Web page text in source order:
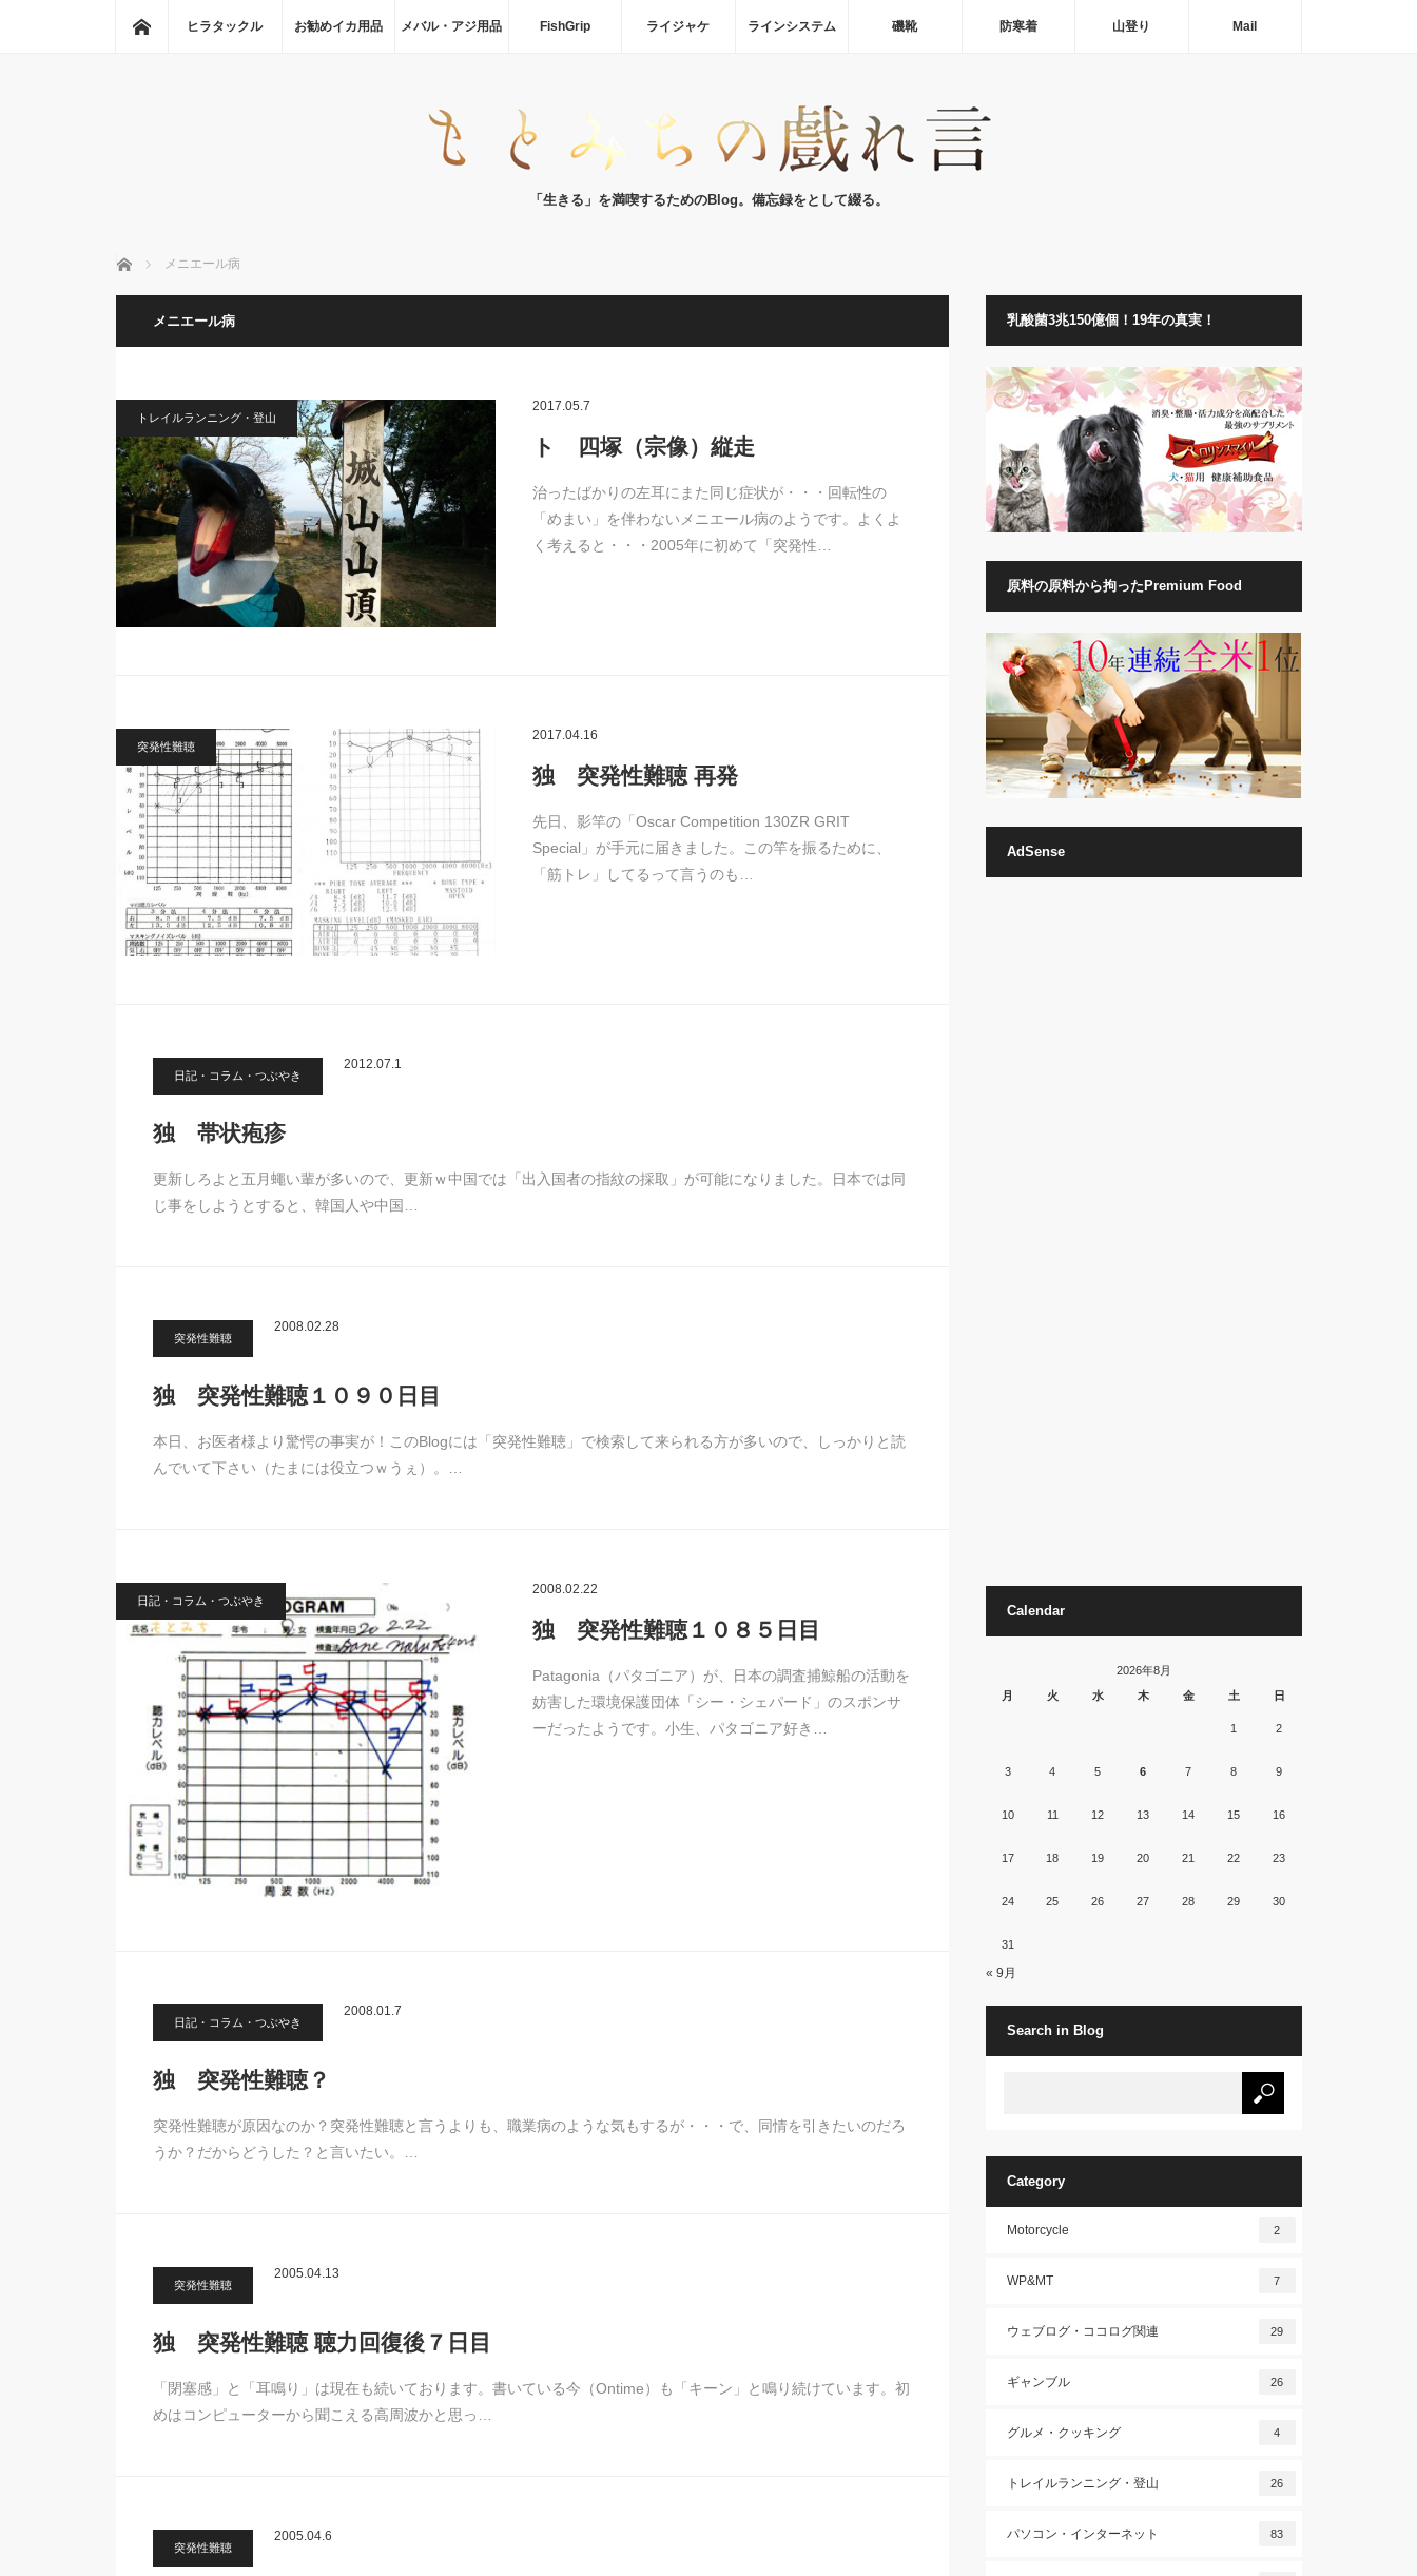
ホーム
ヒラタックル お勧めイカ用品 メバル・アジ用品 FishGrip ライジャケ ラインシステム 磯靴 防寒着 山登り Mail
「生きる」を満喫するためのBlog。備忘録をとして綴る。
ホーム メニエール病
メニエール病
トレイルランニング・登山
2017.05.7
ト 四塚（宗像）縦走
治ったばかりの左耳にまた同じ症状が・・・回転性の
「めまい」を伴わないメニエール病のようです。よくよ
く考えると・・・2005年に初めて「突発性…
突発性難聴
2017.04.16
独 突発性難聴 再発
先日、影竿の「Oscar Competition 130ZR GRIT
Special」が手元に届きました。この竿を振るために、
「筋トレ」してるって言うのも…
日記・コラム・つぶやき
2012.07.1
独 帯状疱疹
更新しろよと五月蠅い輩が多いので、更新ｗ中国では「出入国者の指紋の採取」が可能になりました。日本では同
じ事をしようとすると、韓国人や中国…
突発性難聴
2008.02.28
独 突発性難聴１０９０日目
本日、お医者様より驚愕の事実が！このBlogには「突発性難聴」で検索して来られる方が多いので、しっかりと読
んでいて下さい（たまには役立つｗうぇ）。…
日記・コラム・つぶやき
2008.02.22
独 突発性難聴１０８５日目
Patagonia（パタゴニア）が、日本の調査捕鯨船の活動を
妨害した環境保護団体「シー・シェパード」のスポンサ
ーだったようです。小生、パタゴニア好き…
日記・コラム・つぶやき
2008.01.7
独 突発性難聴？
突発性難聴が原因なのか？突発性難聴と言うよりも、職業病のような気もするが・・・で、同情を引きたいのだろ
うか？だからどうした？と言いたい。…
突発性難聴
2005.04.13
独 突発性難聴 聴力回復後７日目
「閉塞感」と「耳鳴り」は現在も続いております。書いている今（Ontime）も「キーン」と鳴り続けています。初
めはコンピューターから聞こえる高周波かと思っ…
突発性難聴
2005.04.6
乳酸菌3兆150億個！19年の真実！
原料の原料から拘ったPremium Food
AdSense
Calendar
2026年8月
月
火 水 木 金 土 日
1 2
3 4 5 6 7 8 9
10 11 12 13 14 15 16
17 18 19 20 21 22 23
24 25 26 27 28 29 30
31
« 9月
Search in Blog
Category
Motorcycle 2
WP&MT 7
ウェブログ・ココログ関連 29
ギャンブル 26
グルメ・クッキング 4
トレイルランニング・登山 26
パソコン・インターネット 83